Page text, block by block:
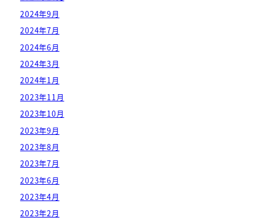
2024年9月
2024年7月
2024年6月
2024年3月
2024年1月
2023年11月
2023年10月
2023年9月
2023年8月
2023年7月
2023年6月
2023年4月
2023年2月